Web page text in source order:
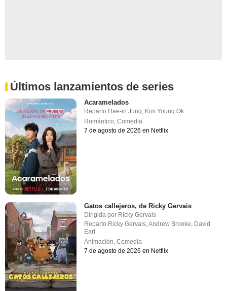
Últimos lanzamientos de series
Acaramelados
Reparto Hae-in Jung, Kim Young Ok
Romántico,Comedia
7 de agosto de 2026 en Netflix
Gatos callejeros, de Ricky Gervais
Dirigida por Ricky Gervais
Reparto Ricky Gervais ,Andrew Brooke David
Earl
Animación ,Comedia
7 de agosto de 2026 en Netflix